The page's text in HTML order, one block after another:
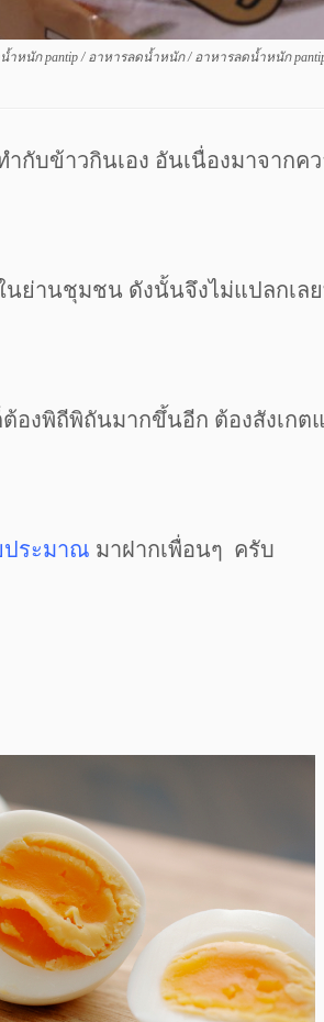
ำหนัก pantip/ อาหารลดน้ำหนัก/ อาหารลดน้ำหนัก
บข้าวกินเอง อันเนื่องมาจากค
ย่านชุมชน ดังนั้นจึงไม่แปลกเล
องพิถีพิถันมากขึ้นอีก ต้องสังเก
ประมาณ มาฝากเพื่อนๆ ครับ